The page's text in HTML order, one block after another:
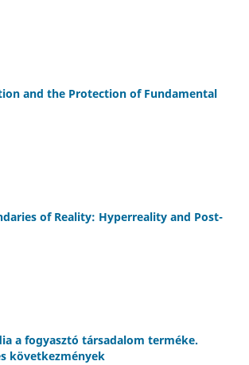
and the Protection of Fundamental
of Reality: Hyperreality and Post-
a fogyasztó társadalom terméke.
következmények